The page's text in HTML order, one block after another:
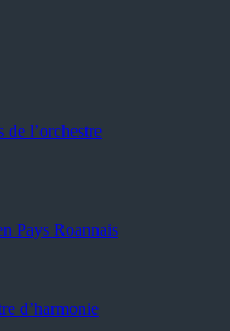
de l’orchestre
Pays Roannais
d’harmonie